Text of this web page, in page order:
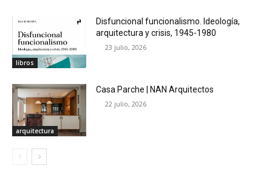
libros
Disfuncional funcionalismo. Ideología,
arquitectura y crisis, 1945-1980
23 julio, 2026
arquitectura
Casa Parche | NAN Arquitectos
22 julio, 2026